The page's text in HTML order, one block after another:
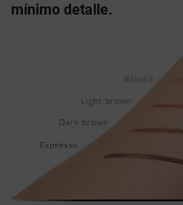
mínimo detalle.